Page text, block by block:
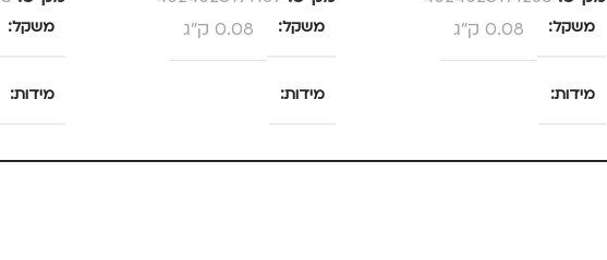
משקל 0.08 ק"ג
מידות
25 × 13.5 × 4 סנטימטרים
משקל 0.08 ק"ג
מידות
25 × 13.5 × 4 סנטימטרים
משקל
מידות
25 × 13.5 × 4 סנטימטרים